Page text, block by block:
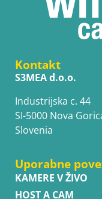
Kontakt
S3MEA d.o.o.
Industrijska c. 44
SI-5000 Nova
Slovenia
Uporabne
KAMERE V ŽIVO
HOST A CAM